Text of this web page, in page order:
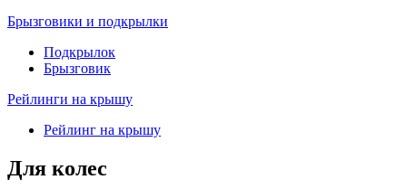
Брызговики и подкрылки
Подкрылок
Брызговик
Рейлинги на крышу
Рейлинг на крышу
Для колес